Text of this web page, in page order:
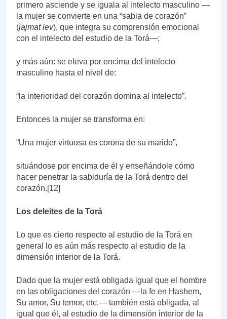
primero asciende y se iguala al intelecto masculino —
la mujer se convierte en una “sabia de corazón”
(jajmat lev), que integra su comprensión emocional
con el intelecto del estudio de la Torá—;
y más aún: se eleva por encima del intelecto
masculino hasta el nivel de:
“la interioridad del corazón domina al intelecto”.
Entonces la mujer se transforma en:
“Una mujer virtuosa es corona de su marido”,
situándose por encima de él y enseñándole cómo
hacer penetrar la sabiduría de la Torá dentro del
corazón.[12]
Los deleites de la Torá
Lo que es cierto respecto al estudio de la Torá en
general lo es aún más respecto al estudio de la
dimensión interior de la Torá.
Dado que la mujer está obligada igual que el hombre
en las obligaciones del corazón —la fe en Hashem,
Su amor, Su temor, etc.— también está obligada, al
igual que él, al estudio de la dimensión interior de la